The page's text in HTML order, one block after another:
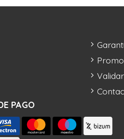
PAGO